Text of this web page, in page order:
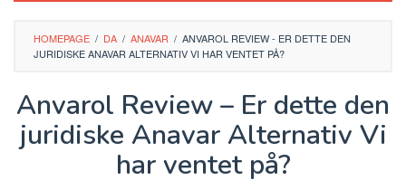
HOMEPAGE / DA / ANAVAR / ANVAROL REVIEW - ER DETTE DEN
JURIDISKE ANAVAR ALTERNATIV VI HAR VENTET PÅ?
Anvarol Review – Er dette den
juridiske Anavar Alternativ Vi
har ventet på?